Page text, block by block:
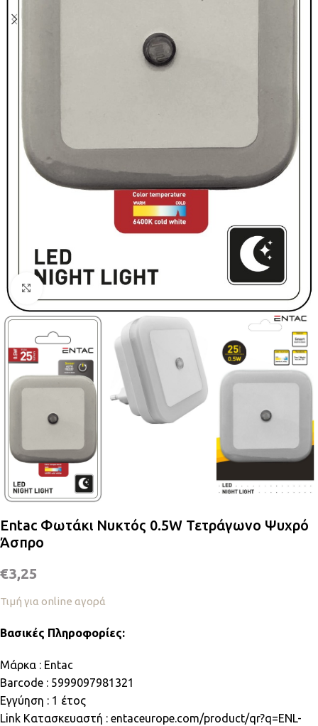
Κλικ για μεγέθυνση
Entac Φωτάκι Νυκτός 0.5W Τετράγωνο Ψυχρό
Άσπρο
€3,25
Τιμή για online αγορά
Βασικές Πληροφορίες:
Μάρκα : Entac
Barcode : 5999097981321
Εγγύηση : 1 έτος
Link Κατασκευαστή : entaceurope.com/product/qr?q=ENL-